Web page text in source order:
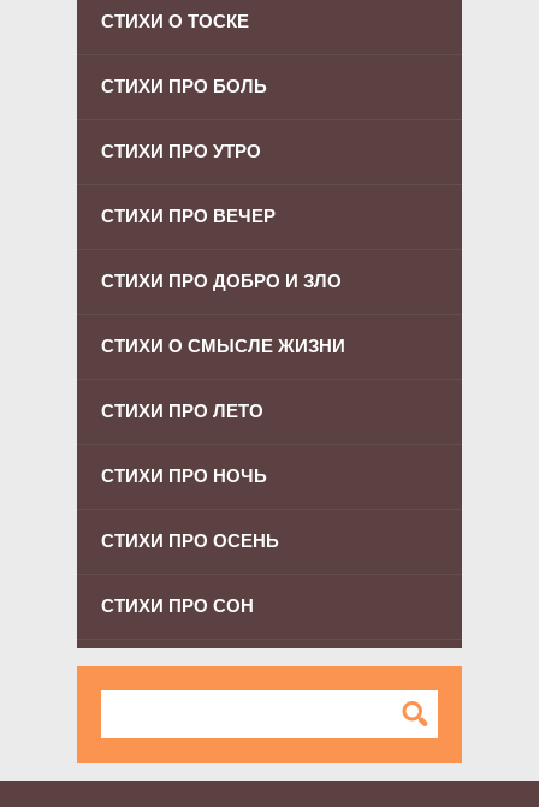
СТИХИ О ТОСКЕ
СТИХИ ПРО БОЛЬ
СТИХИ ПРО УТРО
СТИХИ ПРО ВЕЧЕР
СТИХИ ПРО ДОБРО И ЗЛО
СТИХИ О СМЫСЛЕ ЖИЗНИ
СТИХИ ПРО ЛЕТО
СТИХИ ПРО НОЧЬ
СТИХИ ПРО ОСЕНЬ
СТИХИ ПРО СОН